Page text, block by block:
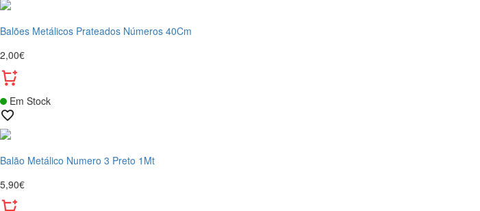
Balões Metálicos Prateados Números 40Cm
2,00€
Em Stock
Balão Metálico Numero 3 Preto 1Mt
5,90€